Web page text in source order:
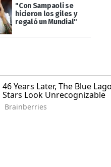
"Con Sampaoli se
hicieron los giles y
regaló un Mundial"